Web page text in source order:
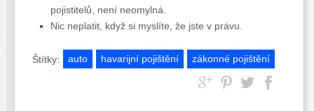
pojistitelů,
není neomylná.
Nic neplatit, když si myslíte, že jste v právu.
Štítky: auto havarijní pojištění zákonné pojištění